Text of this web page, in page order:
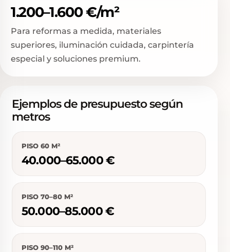
1.200–1.600 €/m²
Para reformas a medida, materiales
superiores, iluminación cuidada, carpintería
especial y soluciones premium.
Ejemplos de presupuesto según
metros
PISO 60 M²
40.000–65.000 €
PISO 70–80 M²
50.000–85.000 €
PISO 90–110 M²